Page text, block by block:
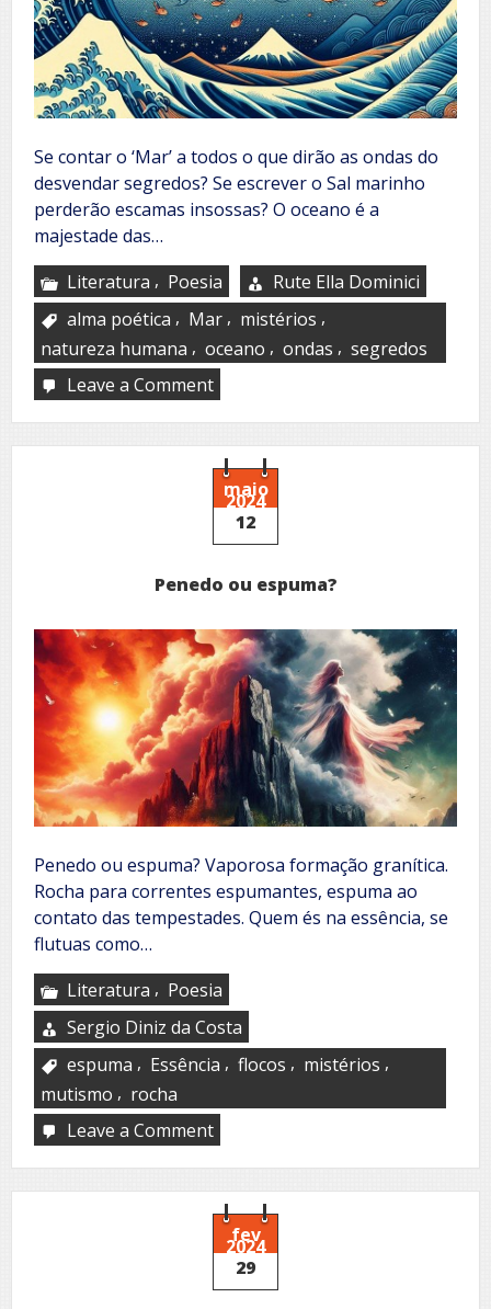
Se contar o ‘Mar’ a todos o que dirão as ondas do
desvendar segredos? Se escrever o Sal marinho
perderão escamas insossas? O oceano é a
majestade das…
Literatura , Poesia
Rute Ella Dominici
alma poética , Mar , mistérios ,
natureza humana , oceano , ondas , segredos
Leave a Commenton
germinal
maio
2024
12
Penedo ou espuma?
Penedo ou espuma? Vaporosa formação granítica.
Rocha para correntes espumantes, espuma ao
contato das tempestades. Quem és na essência, se
flutuas como…
Literatura , Poesia
Sergio Diniz da Costa
espuma , Essência , flocos , mistérios ,
mutismo , rocha
Leave a Commenton
ou
espuma?
fev
2024
29